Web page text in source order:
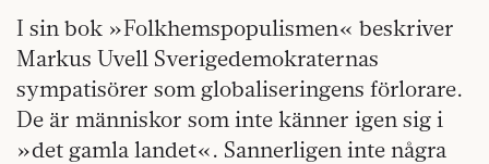
I sin bok »Folkhemspopulismen« beskriver
Markus Uvell Sverigedemokraternas
sympatisörer som globaliseringens förlorare.
De är människor som inte känner igen sig i
»det gamla landet«. Sannerligen inte några